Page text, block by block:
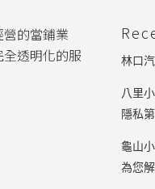
的當鋪業
透明化的服
林口
八里
隱私
龜山
為您